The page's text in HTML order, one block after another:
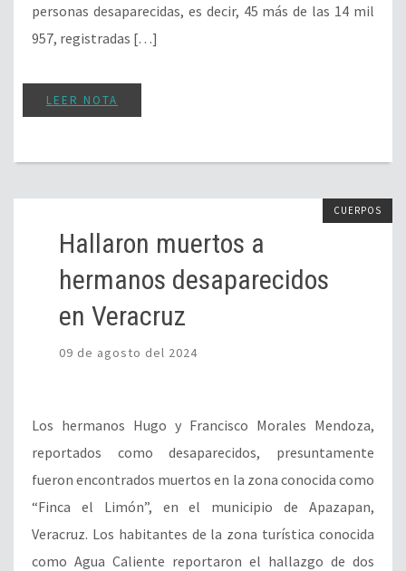
personas desaparecidas, es decir, 45 más de las 14 mil
957, registradas […]
LEER NOTA
CUERPOS
Hallaron muertos a
hermanos desaparecidos
en Veracruz
09 de agosto del 2024
Los hermanos Hugo y Francisco Morales Mendoza,
reportados como desaparecidos, presuntamente
fueron encontrados muertos en la zona conocida como
“Finca el Limón”, en el municipio de Apazapan,
Veracruz. Los habitantes de la zona turística conocida
como Agua Caliente reportaron el hallazgo de dos